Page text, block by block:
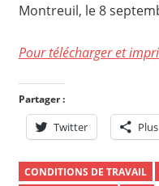
Montreuil, le 8
Pour télécharger et
Partager :
Twitter Plus
CONDITIONS DE TRAVAIL